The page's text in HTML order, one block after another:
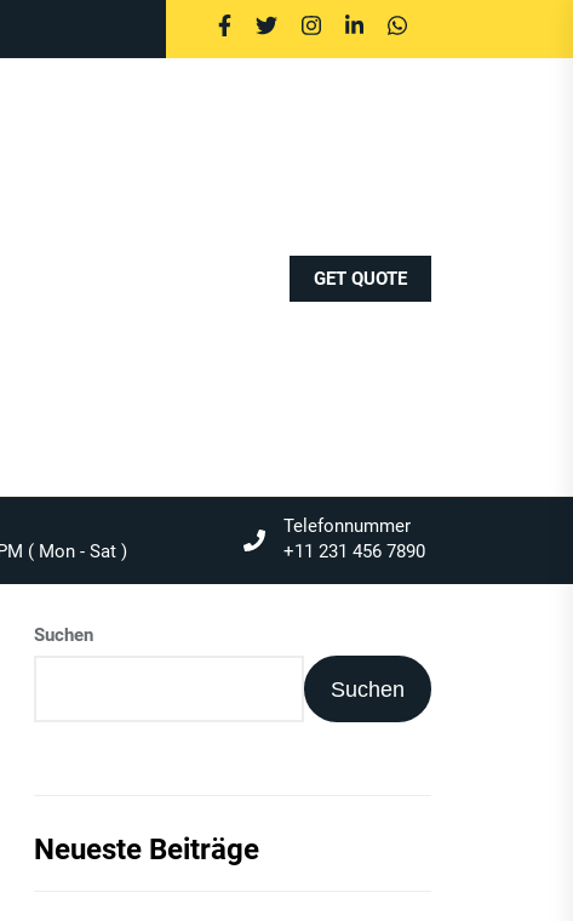
GET QUOTE
( Mon - Sat )
Telefonnummer
+11 231 456 7890
Suchen
Suchen
Neueste Beiträge